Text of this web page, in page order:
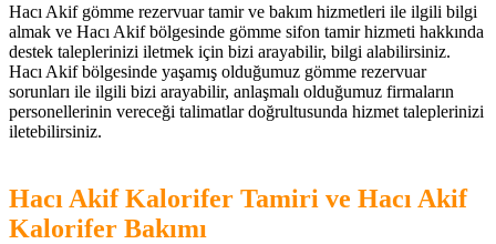
Hacı Akif gömme rezervuar tamir ve bakım hizmetleri ile ilgili bilgi
almak ve Hacı Akif bölgesinde gömme sifon tamir hizmeti hakkında
destek taleplerinizi iletmek için bizi arayabilir, bilgi alabilirsiniz.
Hacı Akif bölgesinde yaşamış olduğumuz gömme rezervuar
sorunları ile ilgili bizi arayabilir, anlaşmalı olduğumuz firmaların
personellerinin vereceği talimatlar doğrultusunda hizmet taleplerinizi
iletebilirsiniz.
Hacı Akif Kalorifer Tamiri ve Hacı Akif
Kalorifer Bakımı